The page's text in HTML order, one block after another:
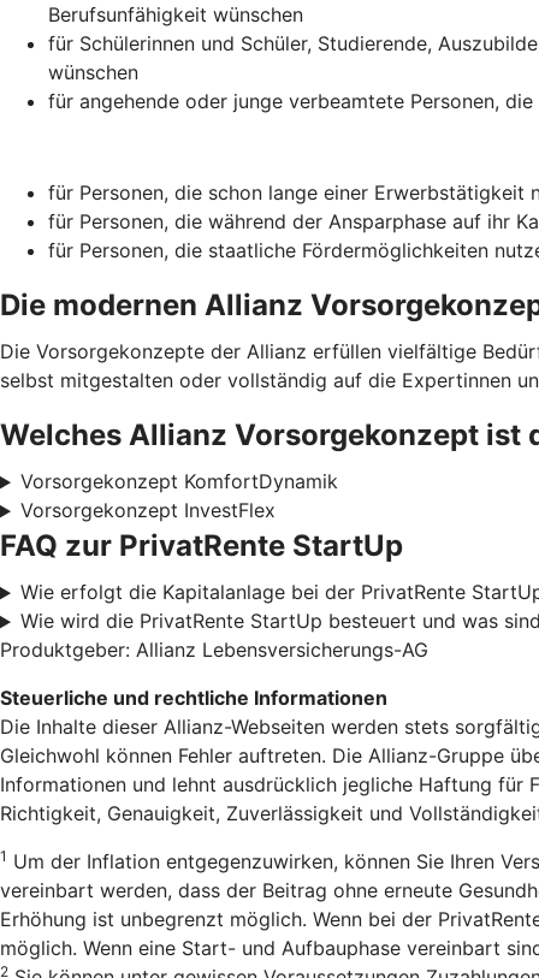
Berufsunfähigkeit wünschen
für Schülerinnen und Schüler, Studierende,
wünschen
für angehende oder junge verbeamtete Personen,
für Personen, die schon lange einer Erwerbstätigkeit
für Personen, die während der Ansparphase auf ihr
für Personen, die staatliche Fördermöglichkeiten
Die modernen Allianz
Die Vorsorgekonzepte der Allianz erfüllen vielfältige
selbst mitgestalten oder vollständig auf die Expertinnen
Welches Allianz Vorsorgekonzept ist
Vorsorgekonzept KomfortDynamik
Vorsorgekonzept InvestFlex
FAQ zur PrivatRente StartUp
Wie erfolgt die Kapitalanlage bei der PrivatRente
Wie wird die PrivatRente StartUp besteuert und was
Produktgeber: Allianz Lebensversicherungs-AG
Steuerliche und rechtliche Informationen
Die Inhalte dieser Allianz-Webseiten werden stets
Gleichwohl können Fehler auftreten. Die Allianz-Gruppe
Informationen und lehnt ausdrücklich jegliche Haftung für
Richtigkeit, Genauigkeit, Zuverlässigkeit und
1 Um der Inflation entgegenzuwirken, können Sie Ihren
vereinbart werden, dass der Beitrag ohne erneute
Erhöhung ist unbegrenzt möglich. Wenn bei der
möglich. Wenn eine Start- und Aufbauphase vereinbart
2